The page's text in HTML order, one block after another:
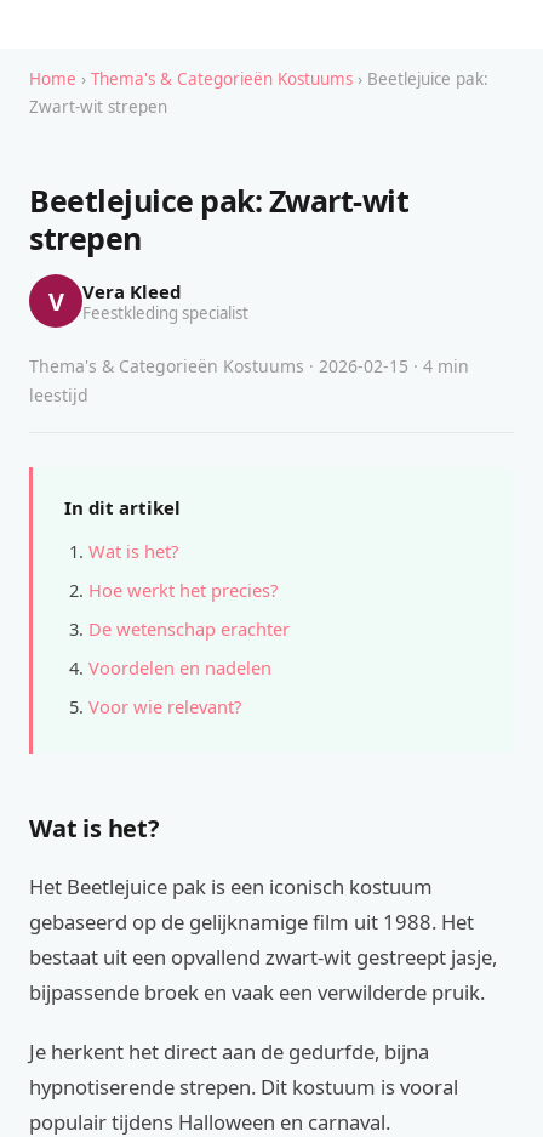
Home › Thema's & Categorieën Kostuums › Beetlejuice pak:
Zwart-wit strepen
Beetlejuice pak: Zwart-wit
strepen
V Vera Kleed
Feestkleding specialist
Thema's & Categorieën Kostuums · 2026-02-15 · 4 min
leestijd
In dit artikel
Wat is het?
Hoe werkt het precies?
De wetenschap erachter
Voordelen en nadelen
Voor wie relevant?
Wat is het?
Het Beetlejuice pak is een iconisch kostuum
gebaseerd op de gelijknamige film uit 1988. Het
bestaat uit een opvallend zwart-wit gestreept jasje,
bijpassende broek en vaak een verwilderde pruik.
Je herkent het direct aan de gedurfde, bijna
hypnotiserende strepen. Dit kostuum is vooral
populair tijdens Halloween en carnaval.